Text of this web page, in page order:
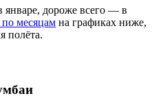
январе, дороже всего — в
месяцам на графиках ниже,
полёта.